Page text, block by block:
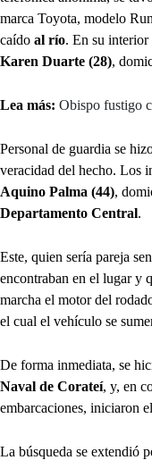
marca Toyota, modelo
caído al río. En su interior
Karen Duarte (28),
Lea más: Obispo fustigo
Personal de guardia se
veracidad del hecho. Los
Aquino Palma (44),
Departamento Central.
Este, quien sería pareja
encontraban en el lugar y
marcha el motor del
el cual el vehículo se
De forma inmediata, se
Naval de Corateí, y, en
embarcaciones, iniciaron
La búsqueda se extendió